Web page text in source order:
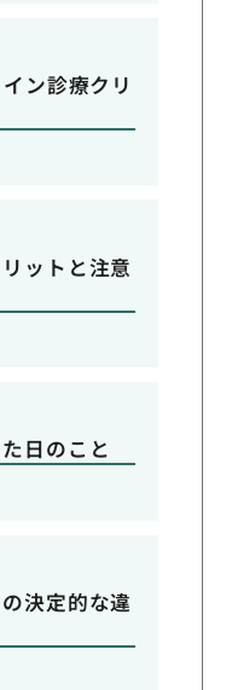
ン診療クリ
ットと注意
日のこと
決定的な違